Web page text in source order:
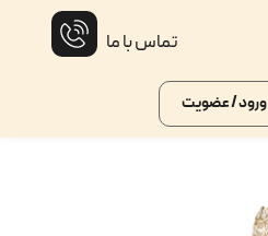
تماس با ما
ورود / عضویت